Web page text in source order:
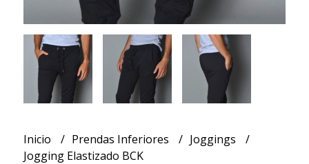
Inicio Prendas Inferiores
Joggings
Jogging Elastizado BCK